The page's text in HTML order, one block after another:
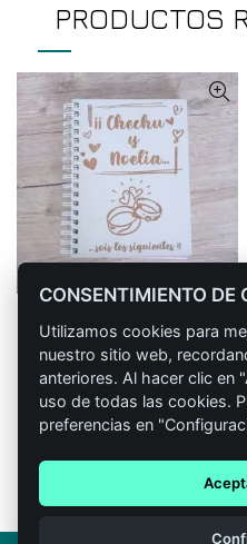
hasta
PRODUCTOS
2 reseñas
29,90€ IVA incluido
1
CONSENTIMIENTO DE
Utilizamos cookies para
nuestro sitio web,
anteriores. Al hacer clic en
uso de todas las cookies.
preferencias en